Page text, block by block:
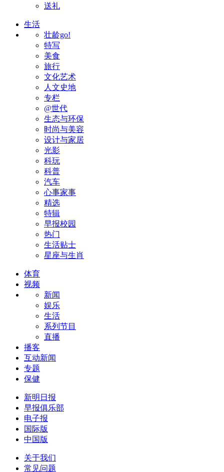
送礼
生活
壮龄go!
特写
美食
旅行
文化艺术
人文史地
专栏
@世代
生态与环保
时尚与美容
设计与家居
光影
科玩
科普
汽车
心事家事
精选
特辑
早报校园
热门
生活贴士
星座与生肖
体育
视频
新闻
娱乐
生活
系列节目
直播
播客
互动新闻
专题
保健
新明日报
早报俱乐部
电子报
国际版
中国版
关于我们
常见问题